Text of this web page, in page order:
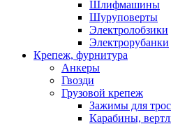
Шлифмашины
Шуруповерты
Электролобзики
Электрорубанки
Крепеж, фурнитура
Анкеры
Гвозди
Грузовой крепеж
Зажимы для
Карабины,